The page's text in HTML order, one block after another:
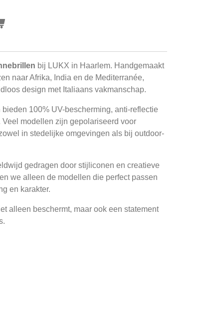
bij LUKX in Haarlem. Handgemaakt
naar Afrika, India en de Mediterranée,
design met Italiaans vakmanschap.
bieden 100% UV-bescherming, anti-reflectie
modellen zijn gepolariseerd voor
in stedelijke omgevingen als bij outdoor-
gedragen door stijliconen en creatieve
we alleen de modellen die perfect passen
en karakter.
alleen beschermt, maar ook een statement